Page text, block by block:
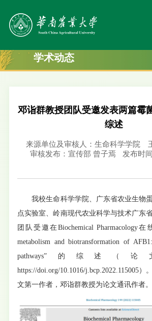
学术动态
邓诣群教授团队受邀发表两篇霉
综述
来源单位及审核人：生命科学学院
审核发布：宣传部 曾子焉
发布时
我校生命科学学院、广东省农业生物
点实验室、岭南现代农业科学与技术广东
团队受邀在Biochemical Pharmacology
metabolism and biotransformation of
pathways”的综述（
https://doi.org/10.1016/j.bcp.2022.115005）
文第一作者，邓诣群教授为论文通讯作者。